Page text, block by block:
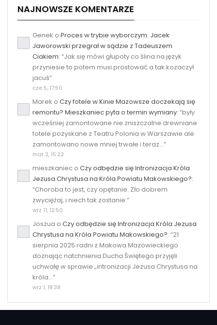
NAJNOWSZE KOMENTARZE
Genek o Proces w trybie wyborczym: Jacek
Jaworowski przegrał w sądzie z Tadeuszem
Ciakiem: “Jak się mówi głupoty co ślina na język
przyniesie to potem musi prostować a tak kozaczył
jacuś”
cze 5, 17:50
Marek o Czy fotele w Kinie Mazowsze doczekają się
remontu? Mieszkaniec pyta o termin wymiany: “były
wcześniej zamontowane nie zniszczalne drewniane
fotele pozyskane z Teatru Polonia w Warszawie ale
zamontowano nowe mniej trwałe i teraz…”
mar 2, 15:22
mieszkaniec o Czy odbędzie się Intronizacja Króla
Jezusa Chrystusa na Króla Powiatu Makowskiego?:
“Choroba to jest, czy opętanie. Zło dobrem
zwyciężaj, i niech tak zostanie.”
wrz 11, 12:50
Joszua o Czy odbędzie się Intronizacja Króla Jezusa
Chrystusa na Króla Powiatu Makowskiego?: “21
sierpnia 2025 radni z Makowa Mazowieckiego
doznając natchnienia Ducha Świętego przyjęli
uchwałę w sprawie „intronizacji Jezusa Chrystusa na
króla…”
wrz 1, 18:38